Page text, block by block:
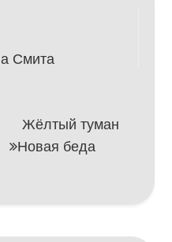
Смита
Жёлтый туман
Новая беда